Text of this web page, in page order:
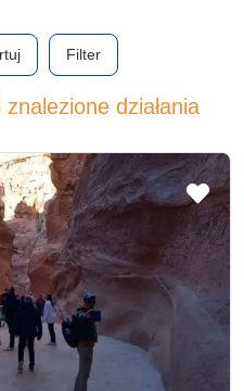
Filter
działania